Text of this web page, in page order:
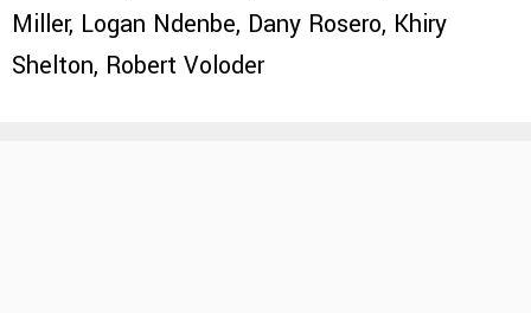
Miller, Logan Ndenbe, Dany Rosero, Khiry
Shelton, Robert Voloder